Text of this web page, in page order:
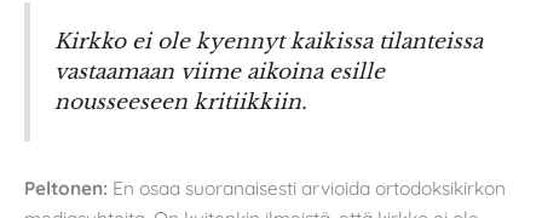
Kirkko ei ole kyennyt kaikissa tilanteissa
vastaamaan viime aikoina esille
nousseeseen kritiikkiin.
Peltonen: En osaa suoranaisesti arvioida ortodoksikirkon